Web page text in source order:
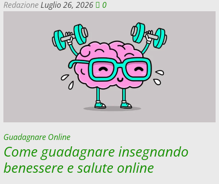
RedazioneLuglio 26, 2026 0
Guadagnare Online
Come guadagnare insegnando
benessere e salute online